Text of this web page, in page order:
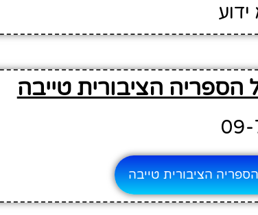
הספריה הציבורית טייבה
הציבורית טייבה